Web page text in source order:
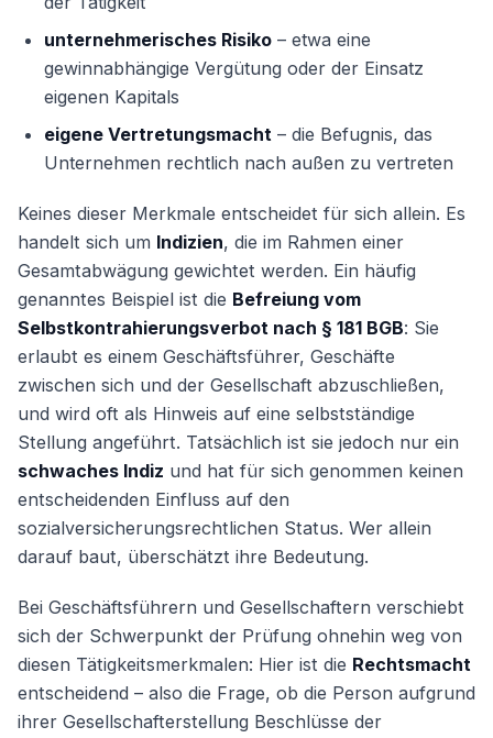
unternehmerisches Risiko – etwa eine
gewinnabhängige Vergütung oder der Einsatz
eigenen Kapitals
eigene Vertretungsmacht – die Befugnis, das
Unternehmen rechtlich nach außen zu vertreten
Keines dieser Merkmale entscheidet für sich allein. Es
handelt sich um Indizien, die im Rahmen einer
Gesamtabwägung gewichtet werden. Ein häufig
genanntes Beispiel ist die Befreiung vom
Selbstkontrahierungsverbot nach § 181 BGB: Sie
erlaubt es einem Geschäftsführer, Geschäfte
zwischen sich und der Gesellschaft abzuschließen,
und wird oft als Hinweis auf eine selbstständige
Stellung angeführt. Tatsächlich ist sie jedoch nur ein
schwaches Indiz und hat für sich genommen keinen
entscheidenden Einfluss auf den
sozialversicherungsrechtlichen Status. Wer allein
darauf baut, überschätzt ihre Bedeutung.
Bei Geschäftsführern und Gesellschaftern verschiebt
sich der Schwerpunkt der Prüfung ohnehin weg von
diesen Tätigkeitsmerkmalen: Hier ist die Rechtsmacht
entscheidend – also die Frage, ob die Person aufgrund
ihrer Gesellschafterstellung Beschlüsse der